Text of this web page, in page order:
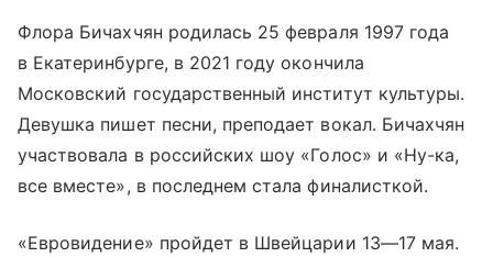
Флора Бичахчян родилась 25 февраля 1997 года
в Екатеринбурге, в 2021 году окончила
Московский государственный институт культуры.
Девушка пишет песни, преподает вокал. Бичахчян
участвовала в российских шоу «Голос» и «Ну-ка,
все вместе», в последнем стала финалисткой.
«Евровидение» пройдет в Швейцарии 13—17 мая.